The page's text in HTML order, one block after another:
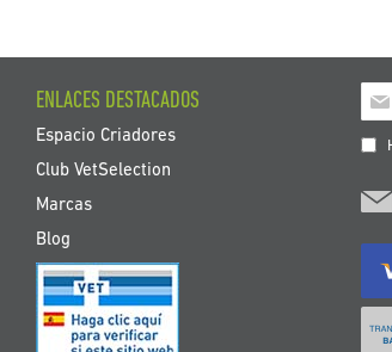
a
de
ENLACES DESTACADOS
Espacio Criadores
Club VetSelection
Marcas
Blog